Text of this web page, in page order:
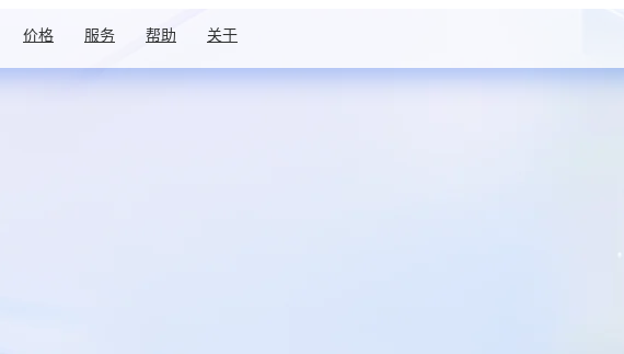
价格 服务 帮助 关于